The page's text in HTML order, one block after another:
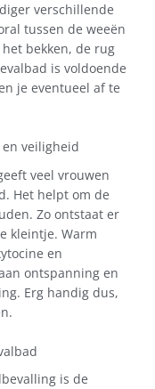
verschillende
tussen de weeën
bekken, de rug
is voldoende
je eventueel af te
veiligheid
veel vrouwen
Het helpt om de
Zo ontstaat er
kleintje. Warm
en
ontspanning en
Erg handig dus,
is de